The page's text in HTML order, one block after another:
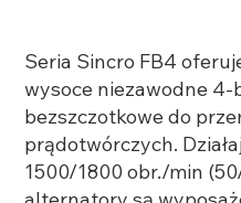
Seria Sincro FB4
wysoce niezawodne
bezszczotkowe do
prądotwórczych.
1500/1800 obr./min